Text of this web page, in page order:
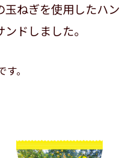
ねぎを使用したハン
ドしました。
。